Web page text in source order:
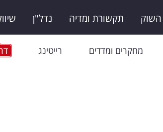
השוק תקשורת ומדיה נדל"ן
מחקרים ומדדים רייטינג